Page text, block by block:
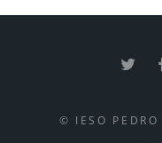
© IESO